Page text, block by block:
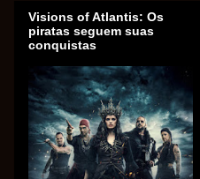
Visions of Atlantis: Os
piratas seguem suas
conquistas